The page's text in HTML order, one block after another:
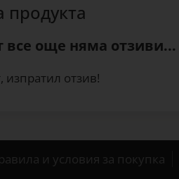
продукта
все още няма отзиви...
отзив!
и условия за покупка